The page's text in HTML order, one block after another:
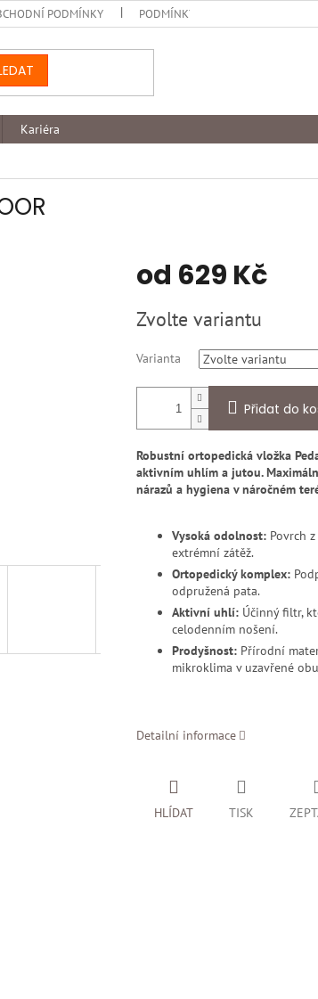
PODMÍNKY PODMÍNKY OCHRANY OSOBNÍCH
Kariéra
od 629 Kč
cena:
Zvolte variantu
Varianta
Přidat do
Robustní ortopedická vložka
aktivním uhlím a jutou.
nárazů a hygiena v náročném
Vysoká odolnost: Povrch
extrémní zátěž.
Ortopedický komplex:
odpružená pata.
Aktivní uhlí: Účinný filtr,
celodenním nošení.
Prodyšnost: Přírodní
mikroklima v uzavřené
Detailní informace
TISK
HLÍDAT